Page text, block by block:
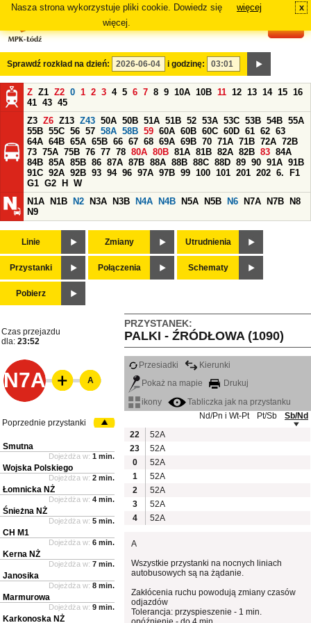
Nasza strona wykorzystuje pliki cookie. Dowiedz się
więcej.
więcej x
Sprawdź rozkład na dzień: i godzinę:
Z Z1 Z2 0 1 2 3 4 5 6 7 8 9 10A 10B 11 12 13 14 15 16
41 43 45
Z3 Z6 Z13 Z43 50A 50B 51A 51B 52 53A 53C 53B 54B 55A
55B 55C 56 57 58A 58B 59 60A 60B 60C 60D 61 62 63
64A 64B 65A 65B 66 67 68 69A 69B 70 71A 71B 72A 72B
73 75A 75B 76 77 78 80A 80B 81A 81B 82A 82B 83 84A
84B 85A 85B 86 87A 87B 88A 88B 88C 88D 89 90 91A 91B
91C 92A 92B 93 94 96 97A 97B 99 100 101 201 202 6.
F1
G1 G2 H
W
N1A
N1B N2 N3A N3B N4A N4B N5A N5B N6 N7A N7B
N8
N9
Linie Zmiany Utrudnienia
Przystanki Połączenia Schematy
Pobierz
PRZYSTANEK:
PALKI - ŹRÓDŁOWA (1090)
Czas przejazdu
dla: 23:52
N7A
Przesiadki
Kierunki
Pokaż na mapie
Drukuj
ikony
Tabliczka jak na przystanku
Nd/Pn i Wt-Pt
Pt/Sb
Sb/Nd
22
52A
23
52A
0
52A
1
52A
2
52A
3
52A
4
52A
A
Wszystkie przystanki na nocnych liniach
autobusowych są na żądanie.
Zakłócenia ruchu powodują zmiany czasów
odjazdów
Tolerancja: przyspieszenie - 1 min.
A
Poprzednie przystanki
Smutna
Dojeżdża w: 1 min.
Wojska Polskiego
Dojeżdża w: 2 min.
Łomnicka NŻ
Dojeżdża w: 4 min.
Śnieżna NŻ
Dojeżdża w: 5 min.
CH M1
Dojeżdża w: 6 min.
Kerna NŻ
Dojeżdża w: 7 min.
Janosika
Dojeżdża w: 8 min.
Marmurowa
Dojeżdża w: 9 min.
Karkonoska NŻ